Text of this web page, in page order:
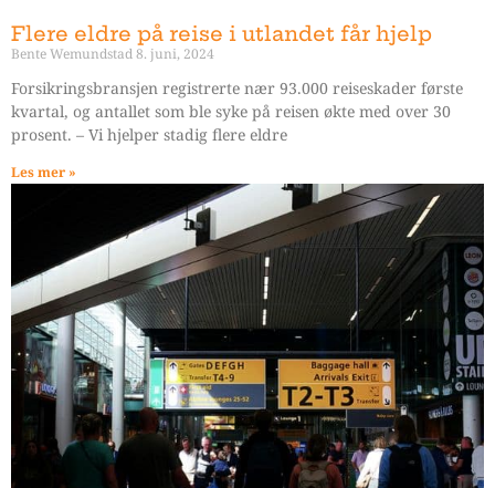
Flere eldre på reise i utlandet får hjelp
Bente Wemundstad8. juni, 2024
Forsikringsbransjen registrerte nær 93.000 reiseskader første
kvartal, og antallet som ble syke på reisen økte med over 30
prosent. – Vi hjelper stadig flere eldre
Les mer »